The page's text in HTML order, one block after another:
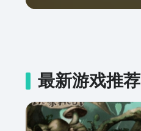
最新游戏推荐